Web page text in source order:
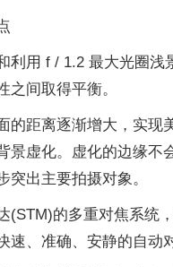
利用 f / 1.2 最大光圈浅
之间取得平衡。
的距离逐渐增大，实现
景虚化。虚化的边缘不
突出主要拍摄对象。
(STM)的多重对焦系统
速、准确、安静的自动